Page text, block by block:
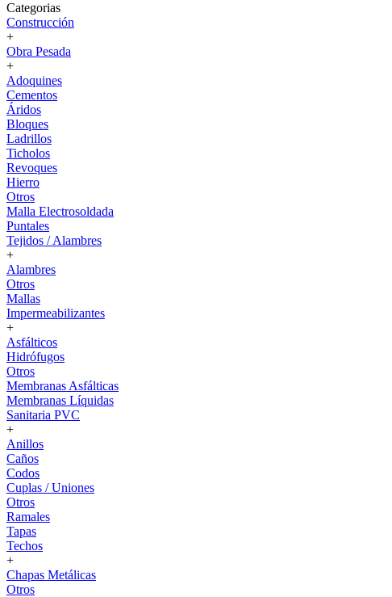
Categorias
Construcción
+
Obra Pesada
+
Adoquines
Cementos
Áridos
Bloques
Ladrillos
Ticholos
Revoques
Hierro
Otros
Malla Electrosoldada
Puntales
Tejidos / Alambres
+
Alambres
Otros
Mallas
Impermeabilizantes
+
Asfálticos
Hidrófugos
Otros
Membranas Asfálticas
Membranas Líquidas
Sanitaria PVC
+
Anillos
Caños
Codos
Cuplas / Uniones
Otros
Ramales
Tapas
Techos
+
Chapas Metálicas
Otros